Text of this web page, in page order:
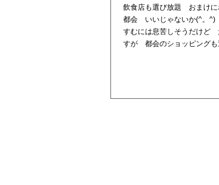
飲食店も選び放題 おまけに
都会 いいじゃないか(^。^)
すむには息苦しそうだけど
すが 都会のショッピングも